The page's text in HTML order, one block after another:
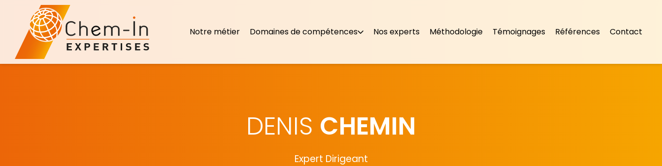
Notre métier Domaines de compétences Nos experts Méthodologie Témoignages Références Contact
DENIS CHEMIN
Expert Dirigeant